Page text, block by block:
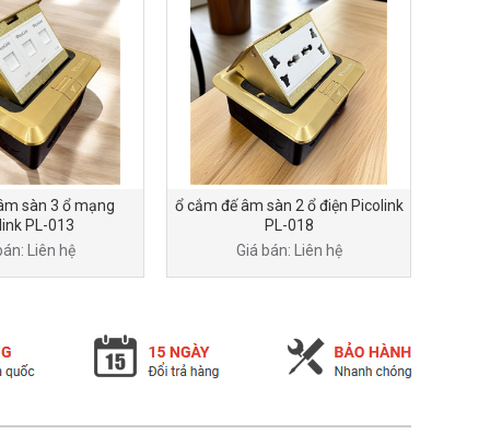
sàn 3 ổ mạng
PL-013
Liên hệ
ổ cắm đế âm sàn 2 ổ điện Picolink
PL-018
Giá bán: Liên hệ